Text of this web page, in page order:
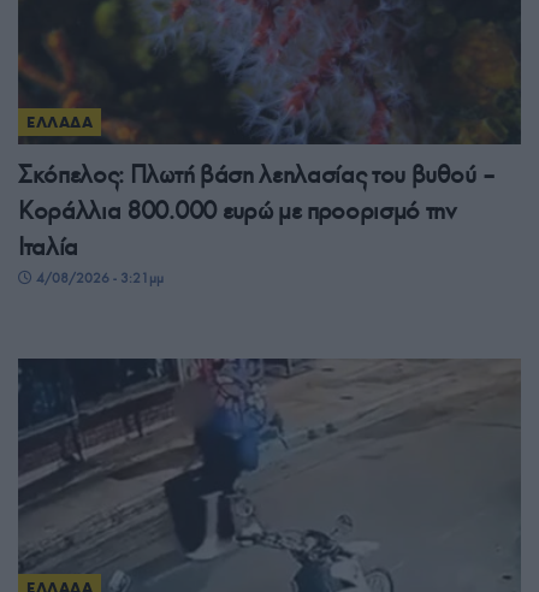
ΕΛΛΑΔΑ
Σκόπελος: Πλωτή βάση λεηλασίας του βυθού –
Κοράλλια 800.000 ευρώ με προορισμό την
Ιταλία
4/08/2026 - 3:21μμ
ΕΛΛΑΔΑ